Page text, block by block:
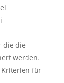
die die
werden,
Kriterien für